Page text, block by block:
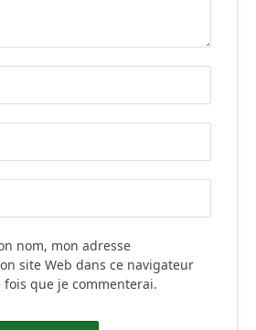
nom, mon adresse
site Web dans ce navigateur
que je commenterai.